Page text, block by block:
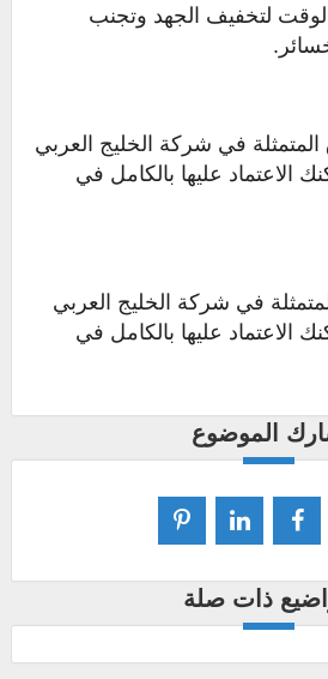
لتخفيف الجهد وتجنب
في شركة الخليج العربي
عليها بالكامل في
في شركة الخليج العربي
عليها بالكامل في
الموضوع
ذات صلة